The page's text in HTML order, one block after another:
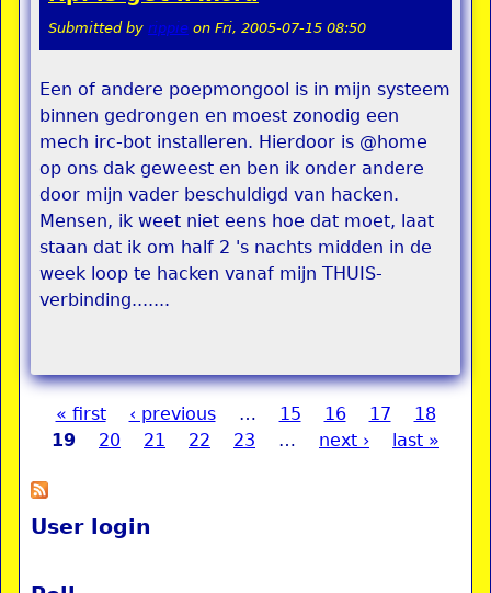
Submitted by rippie on Fri, 2005-07-15 08:50
Een of andere poepmongool is in mijn systeem
binnen gedrongen en moest zonodig een
mech irc-bot installeren. Hierdoor is @home
op ons dak geweest en ben ik onder andere
door mijn vader beschuldigd van hacken.
Mensen, ik weet niet eens hoe dat moet, laat
staan dat ik om half 2 's nachts midden in de
week loop te hacken vanaf mijn THUIS-
verbinding.......
Pages
« first ‹ previous … 15 16 17
18
19
20 21 22 23 … next › last »
User login